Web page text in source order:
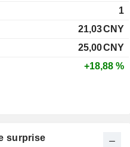
1
21,03CNY
25,00CNY
+18,88 %
surprise